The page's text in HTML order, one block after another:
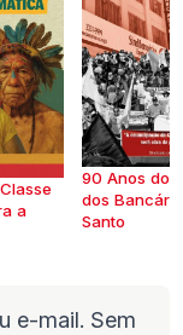
a
90 Anos do
dos
Santo
e-mail. Sem